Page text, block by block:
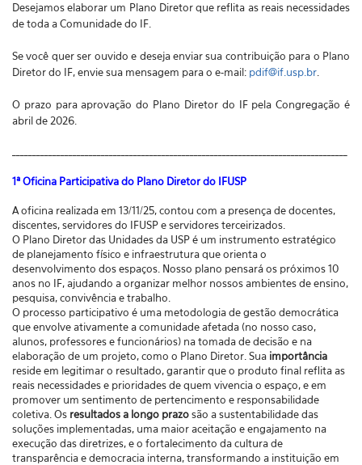
Desejamos elaborar um Plano Diretor que reflita as reais necessidades
de toda a Comunidade do IF.
Se você quer ser ouvido e deseja enviar sua contribuição para o Plano
Diretor do IF, envie sua mensagem para o e-mail: pdif@if.usp.br
O prazo para aprovação do Plano Diretor do IF pela Congregação é
abril de 2026.
1ª Oficina Participativa do Plano Diretor do IFUSP
A oficina realizada em 13/11/25, contou com a presença de docentes,
discentes, servidores do IFUSP e servidores terceirizados.
O Plano Diretor das Unidades da USP é um instrumento estratégico
de planejamento físico e infraestrutura que orienta o
desenvolvimento dos espaços. Nosso plano pensará os próximos 10
anos no IF, ajudando a organizar melhor nossos ambientes de ensino,
pesquisa, convivência e trabalho.
O processo participativo é uma metodologia de gestão democrática
que envolve ativamente a comunidade afetada (no nosso caso,
alunos, professores e funcionários) na tomada de decisão e na
elaboração de um projeto, como o Plano Diretor. Sua importância
reside em legitimar o resultado, garantir que o produto final reflita as
reais necessidades e prioridades de quem vivencia o espaço, e em
promover um sentimento de pertencimento e responsabilidade
coletiva. Os resultados a longo prazosão a sustentabilidade das
soluções implementadas, uma maior aceitação e engajamento na
execução das diretrizes, e o fortalecimento da cultura de
transparência e democracia interna, transformando a instituição em